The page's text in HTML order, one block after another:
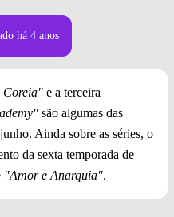
há 4 anos
Coreia" e a terceira
são algumas das
Ainda sobre as séries, o
da sexta temporada de
"Amor e Anarquia".